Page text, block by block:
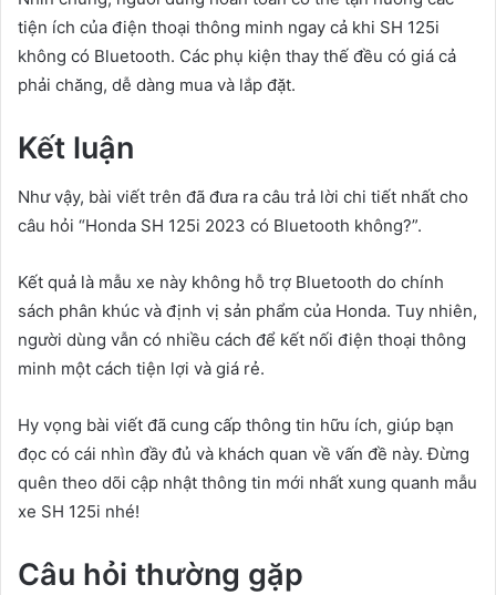
tiện ích của điện thoại thông minh ngay cả khi SH 125i
không có Bluetooth. Các phụ kiện thay thế đều có giá cả
phải chăng, dễ dàng mua và lắp đặt.
Kết luận
Như vậy, bài viết trên đã đưa ra câu trả lời chi tiết nhất cho
câu hỏi “Honda SH 125i 2023 có Bluetooth không?”.
Kết quả là mẫu xe này không hỗ trợ Bluetooth do chính
sách phân khúc và định vị sản phẩm của Honda. Tuy nhiên,
người dùng vẫn có nhiều cách để kết nối điện thoại thông
minh một cách tiện lợi và giá rẻ.
Hy vọng bài viết đã cung cấp thông tin hữu ích, giúp bạn
đọc có cái nhìn đầy đủ và khách quan về vấn đề này. Đừng
quên theo dõi cập nhật thông tin mới nhất xung quanh mẫu
xe SH 125i nhé!
Câu hỏi thường gặp